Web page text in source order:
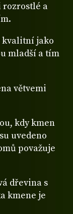
rozrostlé a
kvalitní jako
mladší a tím
větvemi
kdy kmen
uvedeno
považuje
dřevina s
kmene je